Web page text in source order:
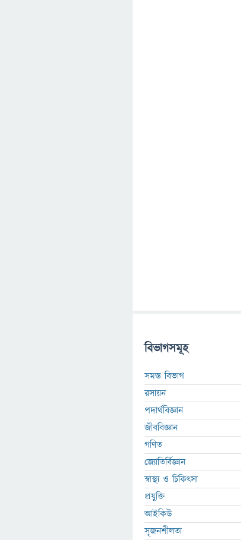
বিভাগসমূহ
সমস্ত বিভাগ
রসায়ন
পদার্থবিজ্ঞান
জীববিজ্ঞান
গণিত
জ্যোতির্বিজ্ঞান
স্বাস্থ্য ও চিকিৎসা
প্রযুক্তি
আইকিউ
সৃজনশীলতা